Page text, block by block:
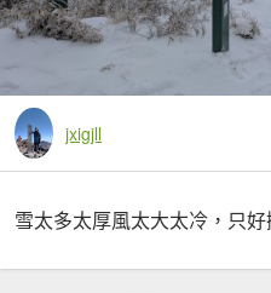
jxigjll
雪太多太厚風太大太冷，只好